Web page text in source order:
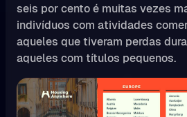
seis por cento é muitas vezes
indivíduos com atividades
aqueles que tiveram perdas
aqueles com títulos pequenos.